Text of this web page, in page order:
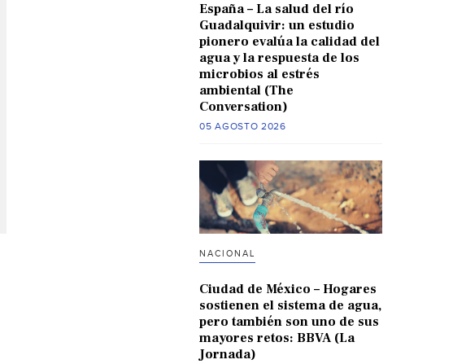
España – La salud del río
Guadalquivir: un estudio
pionero evalúa la calidad del
agua y la respuesta de los
microbios al estrés
ambiental (The
Conversation)
05 AGOSTO 2026
NACIONAL
Ciudad de México – Hogares
sostienen el sistema de agua,
pero también son uno de sus
mayores retos: BBVA (La
Jornada)